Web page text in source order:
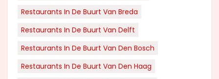
Restaurants In De Buurt Van Breda
Restaurants In De Buurt Van Delft
Restaurants In De Buurt Van Den Bosch
Restaurants In De Buurt Van Den Haag